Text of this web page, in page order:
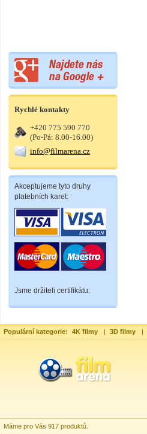
Rychlé kontakty
+420 775 590 770
(Po-Pá: 8.00-16.00)
info@filmarena.cz
Akceptujeme tyto druhy
platebních karet:
Jsme držiteli certifikátu:
Populární kategorie: 4K filmy | 3D filmy |
Máme pro Vás 917 produktů.